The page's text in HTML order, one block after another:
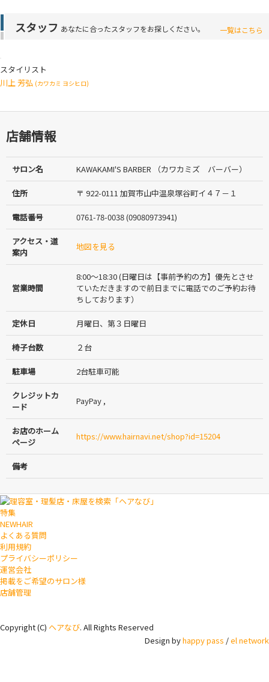
スタッフ あなたに合ったスタッフをお探しください。 一覧はこちら
スタイリスト
川上 芳弘 (カワカミ ヨシヒロ)
店舗情報
サロン名 KAWAKAMI'S BARBER （カワカミズ バーバー）
住所 〒 922-0111 加賀市山中温泉塚谷町イ４７－１
電話番号 0761-78-0038 (09080973941)
アクセス・道
案内
地図を見る
営業時間
8:00〜18:30 (日曜日は【事前予約の方】優先とさせ
ていただきますので前日までに電話でのご予約お待
ちしております）
定休日 月曜日、第３日曜日
椅子台数 ２台
駐車場 2台駐車可能
クレジットカ
ード
PayPay ,
お店のホーム
ページ
https://www.hairnavi.net/shop?id=15204
備考
特集
NEWHAIR
よくある質問
利用規約
プライバシーポリシー
運営会社
掲載をご希望のサロン様
店舗管理
Copyright (C) ヘアなび. All Rights Reserved
Design byhappy pass /el network